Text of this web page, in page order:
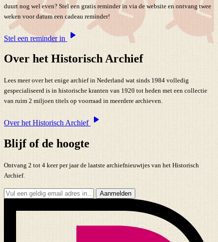
duurt nog wel even? Stel een gratis reminder in via de website en ontvang twee
weken voor datum een cadeau reminder!
Stel een reminder in
Over het Historisch Archief
Lees meer over het enige archief in Nederland wat sinds 1984 volledig
gespecialiseerd is in historische kranten van 1920 tot heden met een collectie
van ruim 2 miljoen titels op voorraad in meerdere archieven.
Over het Historisch Archief
Blijf of de hoogte
Ontvang 2 tot 4 keer per jaar de laatste archiefnieuwtjes van het Historisch
Archief.
Aanmelden